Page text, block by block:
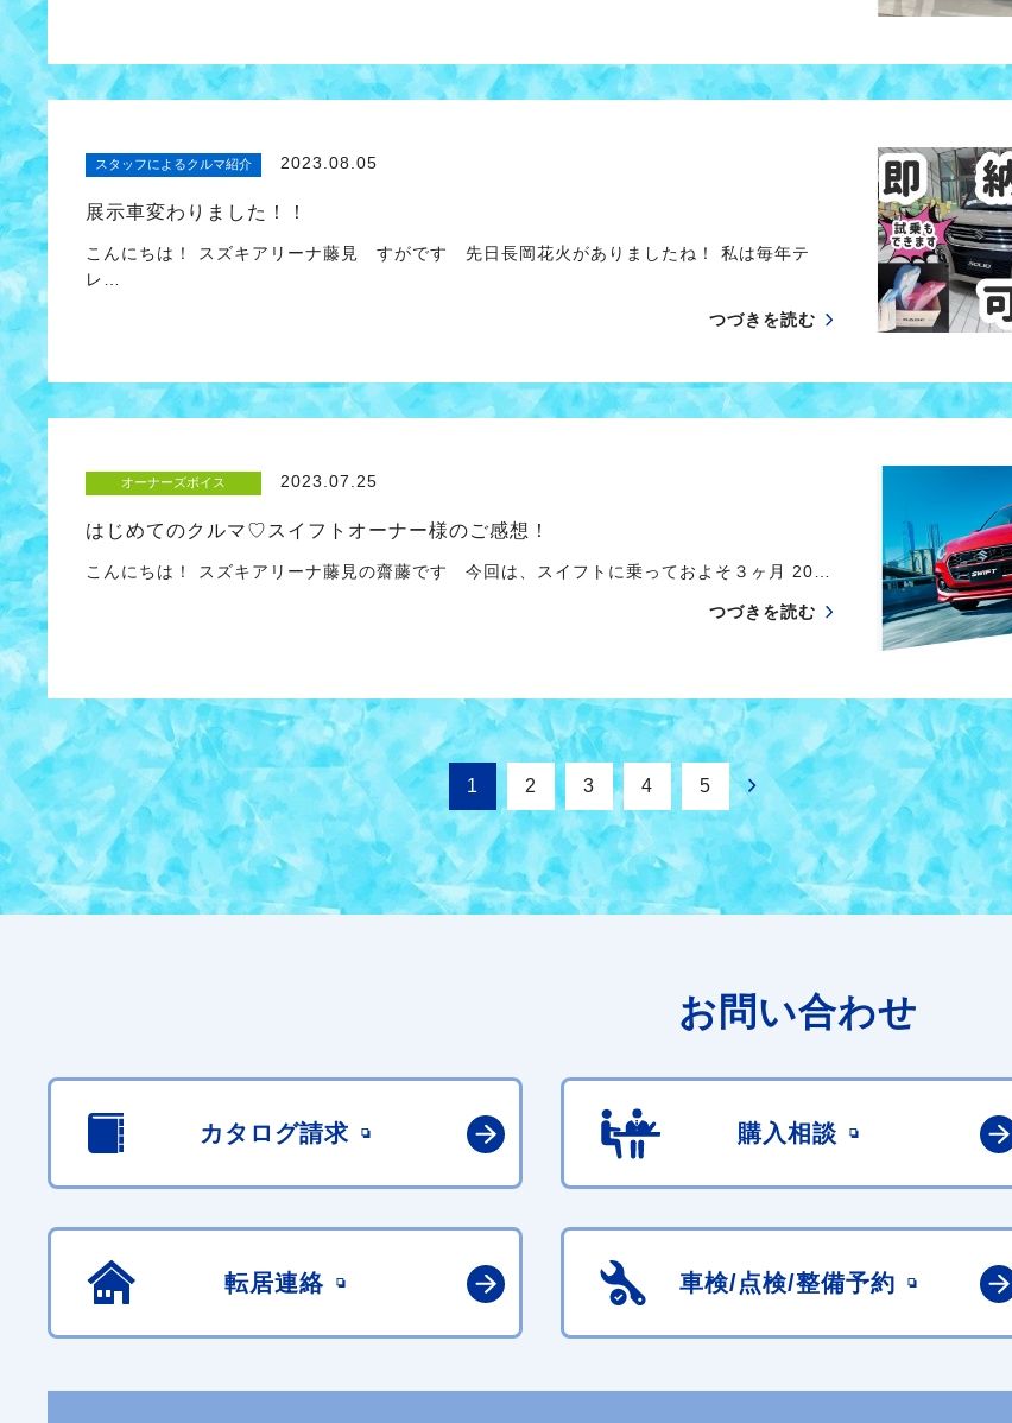
スタッフによるクルマ紹介 2023.08.05
展示車変わりました！！
こんにちは！ スズキアリーナ藤見 すがです 先日長岡花火がありましたね！ 私は毎年テ
レ…
つづきを読む
オーナーズボイス 2023.07.25
はじめてのクルマ♡スイフトオーナー様のご感想！
こんにちは！ スズキアリーナ藤見の齋藤です 今回は、スイフトに乗っておよそ３ヶ月 20…
つづきを読む
1 2 3 4 5
お問い合わせ
カタログ請求 購入相談
転居連絡 車検/点検/整備予約